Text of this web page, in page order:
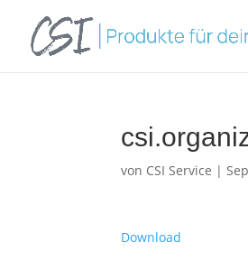
von CSI Service |
Download